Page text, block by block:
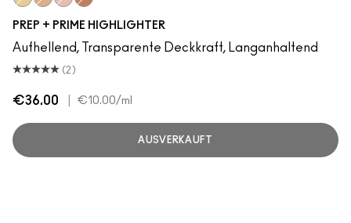
PREP + PRIME HIGHLIGHTER
Aufhellend, Transparente Deckkraft, Langanhaltend
(2)
€36.00 €10.00/ml
AUSVERKAUFT